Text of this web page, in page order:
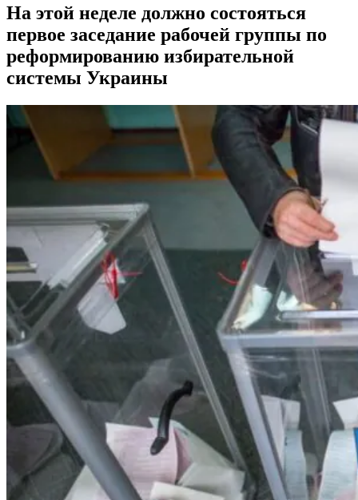
На этой неделе должно состояться
первое заседание рабочей группы по
реформированию избирательной
системы Украины